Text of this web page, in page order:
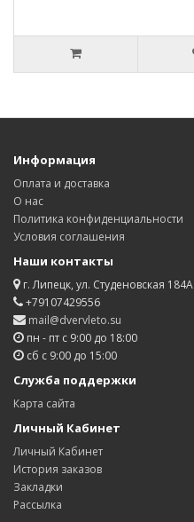
Информация
Оплата и доставка
О нас
Политика конфиденциальности
Условия соглашения
Наши контакты
г. Липецк, ул. Студеновская 184А
+79107429556
mail@dvervleto.su
пн - пт с 9:00 до 18:00
сб с 9:00 до 15:00
Служба поддержки
Карта сайта
Личный Кабинет
Личный Кабинет
История заказов
Закладки
Рассылка